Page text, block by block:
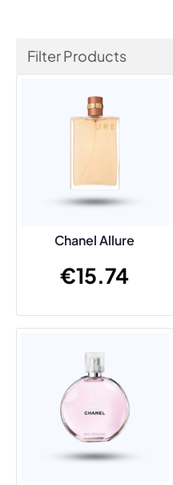
Filter Products
Chanel Allure
€15.74